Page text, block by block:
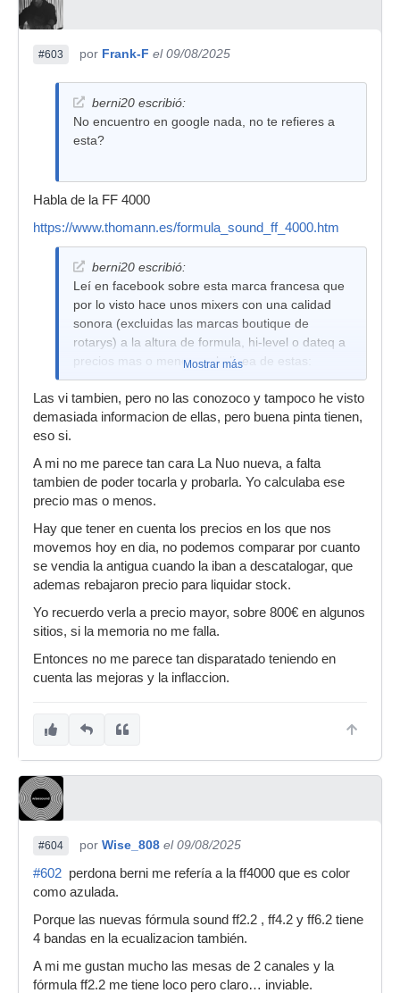
#603 por Frank-F el 09/08/2025
berni20 escribió:
No encuentro en google nada, no te refieres a
esta?
Habla de la FF 4000
https://www.thomann.es/formula_sound_ff_4000.htm
berni20 escribió:
Leí en facebook sobre esta marca francesa que
por lo visto hace unos mixers con una calidad
sonora (excluidas las marcas boutique de
rotarys) a la altura de formula, hi-level o dateq a
precios mas o menos en la linea de estas:
Mostrar más
Las vi tambien, pero no las conozoco y tampoco he visto
demasiada informacion de ellas, pero buena pinta tienen,
eso si.
A mi no me parece tan cara La Nuo nueva, a falta
tambien de poder tocarla y probarla. Yo calculaba ese
precio mas o menos.
Hay que tener en cuenta los precios en los que nos
movemos hoy en dia, no podemos comparar por cuanto
se vendia la antigua cuando la iban a descatalogar, que
ademas rebajaron precio para liquidar stock.
Yo recuerdo verla a precio mayor, sobre 800€ en algunos
sitios, si la memoria no me falla.
Entonces no me parece tan disparatado teniendo en
cuenta las mejoras y la inflaccion.
#604 por Wise_808 el 09/08/2025
#602 perdona berni me refería a la ff4000 que es color
como azulada.
Porque las nuevas fórmula sound ff2.2 , ff4.2 y ff6.2 tiene
4 bandas en la ecualizacion también.
A mi me gustan mucho las mesas de 2 canales y la
fórmula ff2.2 me tiene loco pero claro… inviable.